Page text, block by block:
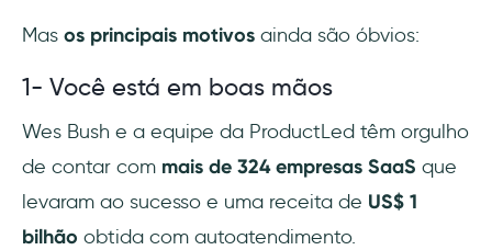
Mas os principais motivos ainda são óbvios:
1- Você está em boas mãos
Wes Bush e a equipe da ProductLed têm orgulho
de contar com mais de 324 empresas SaaS que
levaram ao sucesso e uma receita de US$ 1
bilhão obtida com autoatendimento.